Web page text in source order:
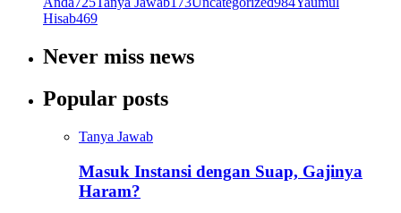
Hisab469
Never miss news
Popular posts
Tanya Jawab
Masuk Instansi dengan Suap, Gajinya
Haram?